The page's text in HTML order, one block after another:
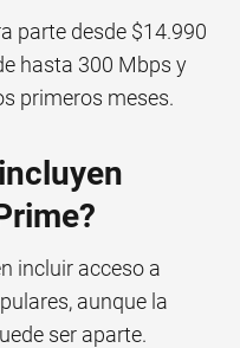
parte desde $14.990
hasta 300 Mbps y
primeros meses.
incluir acceso a
aunque la
ser aparte.